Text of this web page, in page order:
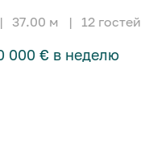
| 37.00 м | 12 гостей
000 € в неделю